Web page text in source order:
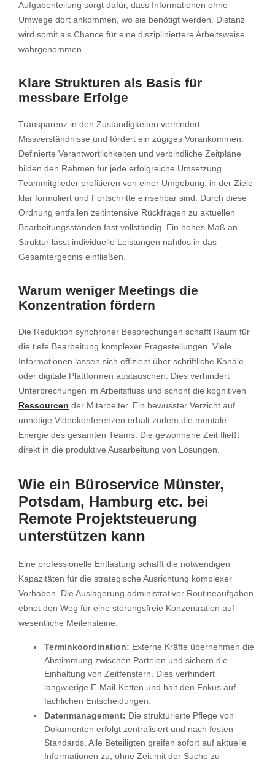
Aufgabenteilung sorgt dafür, dass Informationen ohne
Umwege dort ankommen, wo sie benötigt werden. Distanz
wird somit als Chance für eine diszipliniertere Arbeitsweise
wahrgenommen.
Klare Strukturen als Basis für
messbare Erfolge
Transparenz in den Zuständigkeiten verhindert
Missverständnisse und fördert ein zügiges Vorankommen.
Definierte Verantwortlichkeiten und verbindliche Zeitpläne
bilden den Rahmen für jede erfolgreiche Umsetzung.
Teammitglieder profitieren von einer Umgebung, in der Ziele
klar formuliert und Fortschritte einsehbar sind. Durch diese
Ordnung entfallen zeitintensive Rückfragen zu aktuellen
Bearbeitungsständen fast vollständig. Ein hohes Maß an
Struktur lässt individuelle Leistungen nahtlos in das
Gesamtergebnis einfließen.
Warum weniger Meetings die
Konzentration fördern
Die Reduktion synchroner Besprechungen schafft Raum für
die tiefe Bearbeitung komplexer Fragestellungen. Viele
Informationen lassen sich effizient über schriftliche Kanäle
oder digitale Plattformen austauschen. Dies verhindert
Unterbrechungen im Arbeitsfluss und schont die kognitiven
Ressourcen der Mitarbeiter. Ein bewusster Verzicht auf
unnötige Videokonferenzen erhält zudem die mentale
Energie des gesamten Teams. Die gewonnene Zeit fließt
direkt in die produktive Ausarbeitung von Lösungen.
Wie ein Büroservice Münster,
Potsdam, Hamburg etc. bei
Remote Projektsteuerung
unterstützen kann
Eine professionelle Entlastung schafft die notwendigen
Kapazitäten für die strategische Ausrichtung komplexer
Vorhaben. Die Auslagerung administrativer Routineaufgaben
ebnet den Weg für eine störungsfreie Konzentration auf
wesentliche Meilensteine.
Terminkoordination: Externe Kräfte übernehmen die
Abstimmung zwischen Parteien und sichern die
Einhaltung von Zeitfenstern. Dies verhindert
langwierige E-Mail-Ketten und hält den Fokus auf
fachlichen Entscheidungen.
Datenmanagement: Die strukturierte Pflege von
Dokumenten erfolgt zentralisiert und nach festen
Standards. Alle Beteiligten greifen sofort auf aktuelle
Informationen zu, ohne Zeit mit der Suche zu